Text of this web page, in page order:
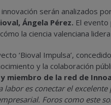
serán analizados
Ángela Pérez. El
la ciencia valenciana
‘Bioval Impulsa’,
y la colaboración
miembro de la red de
labor es conectar el
Foros como este